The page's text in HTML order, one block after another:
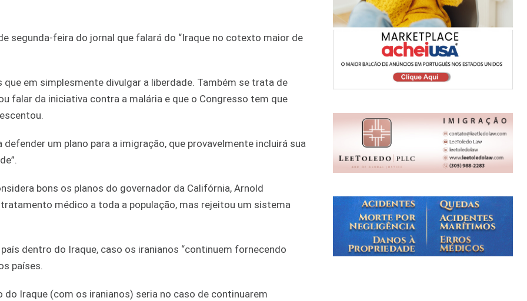
segunda-feira do jornal que falará do “Iraque no cotexto maior de
em simplesmente divulgar a liberdade. Também se trata de
falar da iniciativa contra a malária e que o Congresso tem que
um plano para a imigração, que provavelmente incluirá sua
bons os planos do governador da Califórnia, Arnold
médico a toda a população, mas rejeitou um sistema
dentro do Iraque, caso os iranianos “continuem fornecendo
países.
Iraque (com os iranianos) seria no caso de continuarem